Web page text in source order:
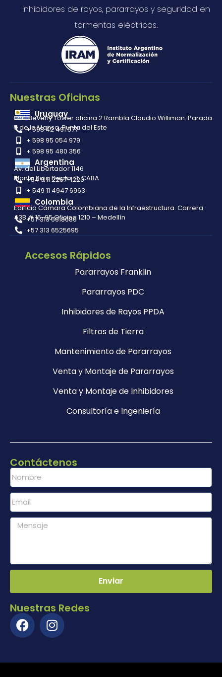
inhibidores de rayos, pararrayos y seguridad en
tormentas eléctricas.
Nuestras Oficinas
Uruguay
Edif. Beverly Tower oficina 2 Rambla Claudio Williman. Parada
5 de la Mansa, Punta del Este
+ 598 42 491 577
+ 598 95 054 979
+ 598 95 480 356
Argentina
Av. del Libertador 1146
Planta Baja Depto. B. CABA
+54 9 11 2267-1220
+ 549 11 4947 6963
Colombia
Edificio Cámara Colombiana de la Infraestructura. Carrera
43B # 16-95 Oficina 1210 – Medellín
+57 313 6618686
+57 313 6525695
Accesos Rápidos
Pararrayos Franklin
Pararrayos PDC
Inhibidores de Rayos PPDA
Filtros de Tierra
Mantenimiento de Pararrayos
Venta y Montaje de Pararrayos
Venta y Montaje de Inhibidores
Consultoría e Ingeniería
Contáctenos
Enviar
Nuestras Redes